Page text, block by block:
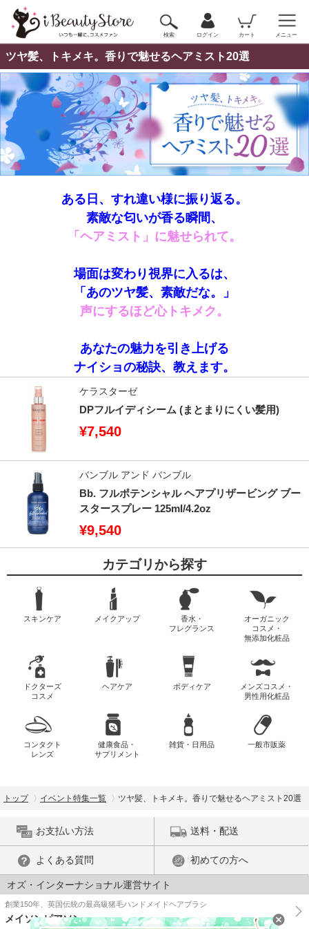
検索 ログイン カート メニュー
ツヤ髪、トキメキ。香りで魅せるヘアミスト20選
ある日、すれ違い様に振り返る。
素敵な匂いが香る瞬間、
「ヘアミスト」に魅せられて。
場面は変わり視界に入るは、
「あのツヤ髪、素敵だな。」
声にするほど心トキメク。
あなたの魅力を引き上げる
ナイショの秘訣、教えます。
ケラスターゼ
DPフルイディシーム (まとまりにくい髪用)
¥7,540
バンブル アンド バンブル
Bb. フルポテンシャル ヘアプリザービング ブー
スタースプレー 125ml/4.2oz
¥9,540
カテゴリから探す
スキンケア メイクアップ
香水・
フレグランス
オーガニック
コスメ・
無添加化粧品
ドクターズ
コスメ
ヘアケア ボディケア
メンズコスメ・
男性用化粧品
コンタクト
レンズ
健康食品・
サプリメント
雑貨・日用品 一般市販薬
トップ イベント特集一覧 ツヤ髪、トキメキ。香りで魅せるヘアミスト20選
お支払い方法 送料・配送
よくある質問 初めての方へ
オズ・インターナショナル運営サイト
創業150年、英国伝統の最高級猪毛ハンドメイドヘアブラシ
メイソンピアソン